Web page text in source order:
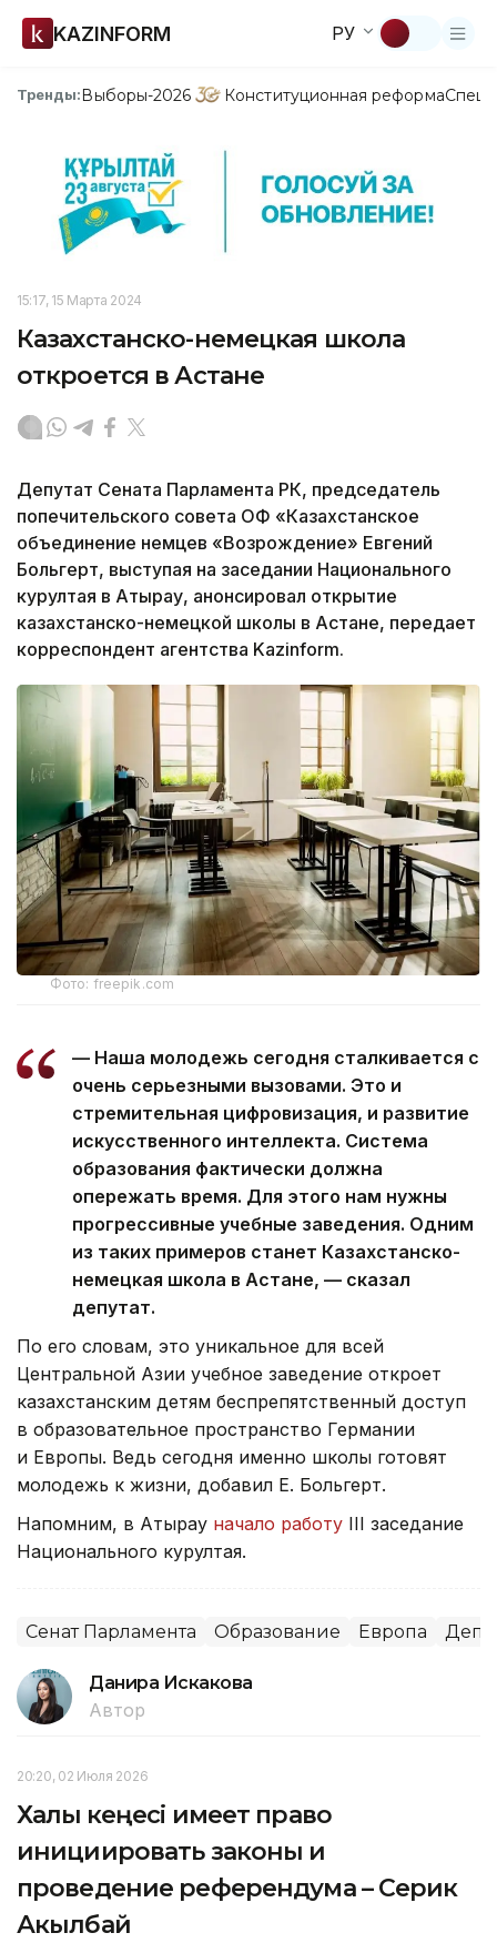
KAZINFORM РУ
Тренды:Выборы-2026 Конституционная реформа
15:17, 15 Марта 2024
Казахстанско-немецкая школа
откроется в Астане
Депутат Сената Парламента РК, председатель
попечительского совета ОФ «Казахстанское
объединение немцев «Возрождение» Евгений
Больгерт, выступая на заседании Национального
курултая в Атырау, анонсировал открытие
казахстанско-немецкой школы в Астане, передает
корреспондент агентства Kazinform.
Фото: freepik.com
— Наша молодежь сегодня сталкивается с
очень серьезными вызовами. Это и
стремительная цифровизация, и развитие
искусственного интеллекта. Система
образования фактически должна
опережать время. Для этого нам нужны
прогрессивные учебные заведения. Одним
из таких примеров станет Казахстанско-
немецкая школа в Астане, — сказал
депутат.
По его словам, это уникальное для всей
Центральной Азии учебное заведение откроет
казахстанским детям беспрепятственный доступ
в образовательное пространство Германии
и Европы. Ведь сегодня именно школы готовят
молодежь к жизни, добавил Е. Больгерт.
Напомним, в Атырау начало работу III заседание
Национального курултая.
Сенат Парламента Образование Европа
Данира Искакова
Автор
20:20, 02 Июля 2026
Халық кеңесі имеет право
инициировать законы и
проведение референдума – Серик
Акылбай